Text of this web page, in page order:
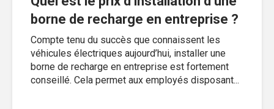
borne de recharge en entreprise ?
Compte tenu du succès que connaissent les
véhicules électriques aujourd’hui, installer une
borne de recharge en entreprise est fortement
conseillé. Cela permet aux employés disposant...